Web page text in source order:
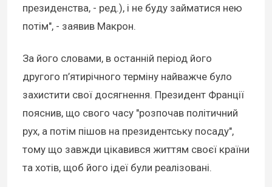
президенства, - ред.), і не буду займатися нею
потім", - заявив Макрон.
За його словами, в останній період його
другого п’ятирічного терміну найважче було
захистити свої досягнення. Президент Франції
пояснив, що свого часу "розпочав політичний
рух, а потім пішов на президентську посаду",
тому що завжди цікавився життям своєї країни
та хотів, щоб його ідеї були реалізовані.